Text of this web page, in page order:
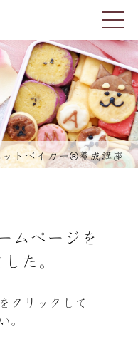
ットベイカー®養成講座
ムページを
た。
クリックして
。